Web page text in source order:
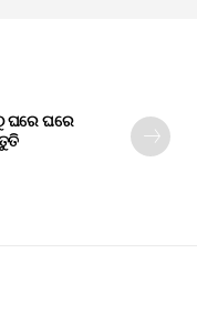
ଘରେ ଘରେ